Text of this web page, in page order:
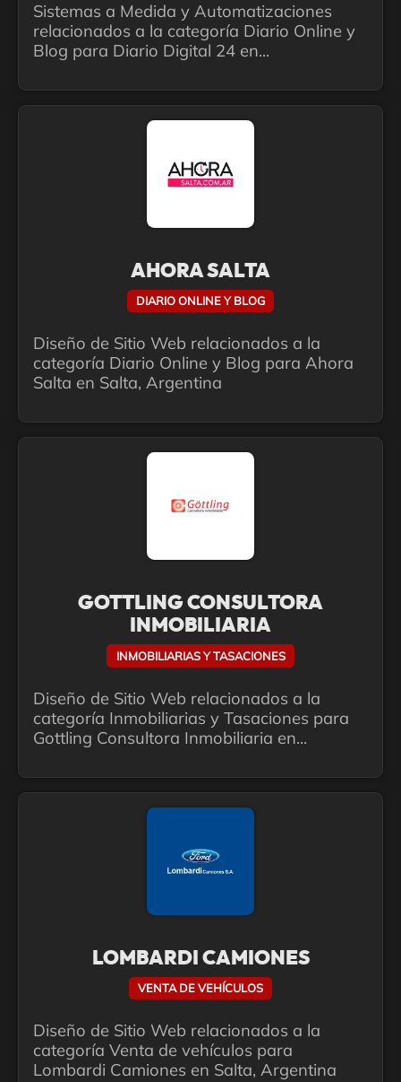
Sistemas a Medida y Automatizaciones
relacionados a la categoría Diario Online y
Blog para Diario Digital 24 en...
AHORA SALTA
DIARIO ONLINE Y BLOG
Diseño de Sitio Web relacionados a la
categoría Diario Online y Blog para Ahora
Salta en Salta, Argentina
GOTTLING CONSULTORA
INMOBILIARIA
INMOBILIARIAS Y TASACIONES
Diseño de Sitio Web relacionados a la
categoría Inmobiliarias y Tasaciones para
Gottling Consultora Inmobiliaria en...
LOMBARDI CAMIONES
VENTA DE VEHÍCULOS
Diseño de Sitio Web relacionados a la
categoría Venta de vehículos para
Lombardi Camiones en Salta, Argentina